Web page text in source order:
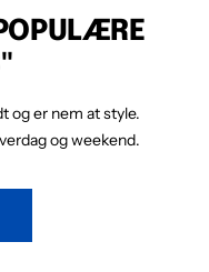
og er nem at style.
og weekend.